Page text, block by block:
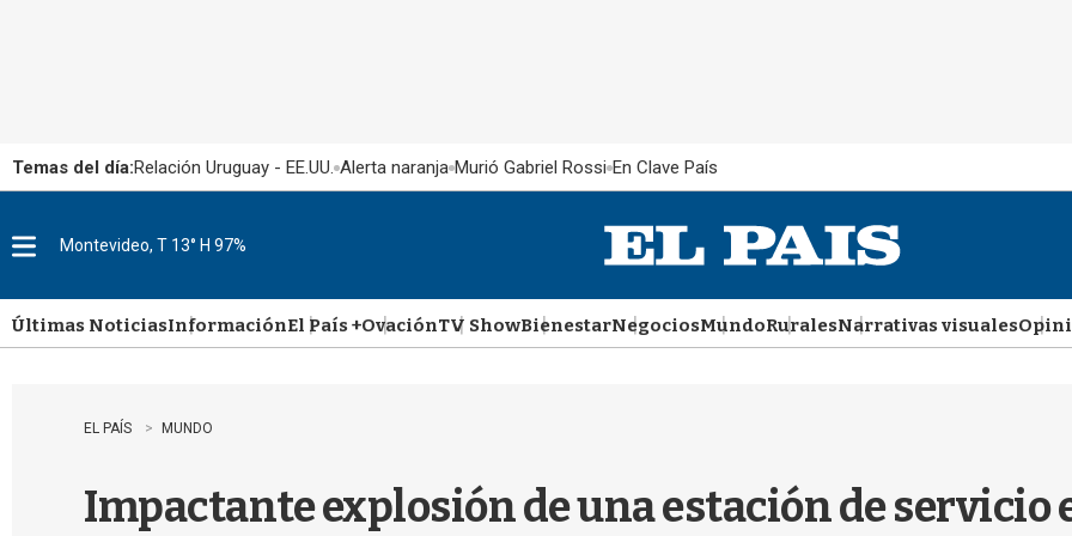
Temas del día:Relación Uruguay - EE.UU. Alerta naranja Murió Gabriel Rossi En Clave País
u
Montevideo, T 13° H 97%
Últimas NoticiasInformaciónEl País +OvaciónTV ShowBienestarNegociosMundoRuralesNarrativas visuales
EL PAÍS MUNDO
Impactante explosión de una estación de servicio